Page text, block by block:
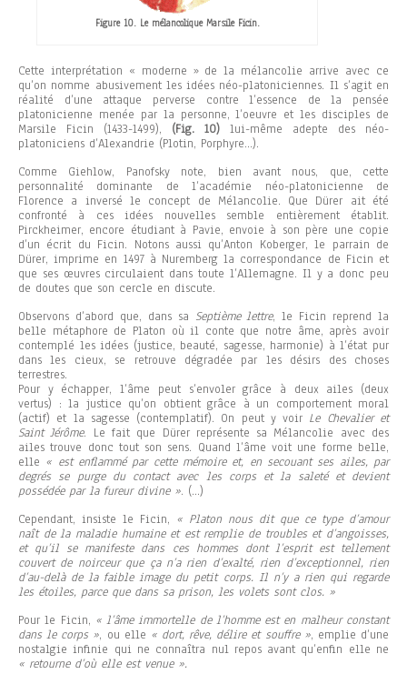
Figure 10. Le mélancolique Marsile Ficin.
Cette interprétation « moderne » de la mélancolie arrive avec ce
qu’on nomme abusivement les idées néo-platoniciennes. Il s’agit en
réalité d’une attaque perverse contre l’essence de la pensée
platonicienne menée par la personne, l’oeuvre et les disciples de
Marsile Ficin (1433-1499), (Fig. 10) lui-même adepte des néo-
platoniciens d’Alexandrie (Plotin, Porphyre…).
Comme Giehlow, Panofsky note, bien avant nous, que, cette
personnalité dominante de l’académie néo-platonicienne de
Florence a inversé le concept de Mélancolie. Que Dürer ait été
confronté à ces idées nouvelles semble entièrement établit.
Pirckheimer, encore étudiant à Pavie, envoie à son père une copie
d’un écrit du Ficin. Notons aussi qu’Anton Koberger, le parrain de
Dürer, imprime en 1497 à Nuremberg la correspondance de Ficin et
que ses œuvres circulaient dans toute l’Allemagne. Il y a donc peu
de doutes que son cercle en discute.
Observons d’abord que, dans sa Septième lettre, le Ficin reprend la
belle métaphore de Platon où il conte que notre âme, après avoir
contemplé les idées (justice, beauté, sagesse, harmonie) à l’état pur
dans les cieux, se retrouve dégradée par les désirs des choses
terrestres.
Pour y échapper, l’âme peut s’envoler grâce à deux ailes (deux
vertus) : la justice qu’on obtient grâce à un comportement moral
(actif) et la sagesse (contemplatif). On peut y voir Le Chevalier et
Saint Jérôme. Le fait que Dürer représente sa Mélancolie avec des
ailes trouve donc tout son sens. Quand l’âme voit une forme belle,
elle « est enflammé par cette mémoire et, en secouant ses ailes, par
degrés se purge du contact avec les corps et la saleté et devient
possédée par la fureur divine ». (…)
Cependant, insiste le Ficin, « Platon nous dit que ce type d’amour
naît de la maladie humaine et est remplie de troubles et d’angoisses,
et qu’il se manifeste dans ces hommes dont l’esprit est tellement
couvert de noirceur que ça n’a rien d’exalté, rien d’exceptionnel, rien
d’au-delà de la faible image du petit corps. Il n’y a rien qui regarde
les étoiles, parce que dans sa prison, les volets sont clos. »
Pour le Ficin, « l’âme immortelle de l’homme est en malheur constant
dans le corps », ou elle « dort, rêve, délire et souffre », emplie d’une
nostalgie infinie qui ne connaîtra nul repos avant qu’enfin elle ne
« retourne d’où elle est venue ».